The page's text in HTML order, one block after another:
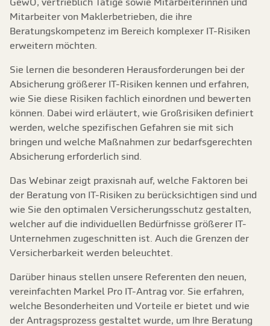
Mitarbeiter von Maklerbetrieben, die ihre
Beratungskompetenz im Bereich komplexer IT-Risiken
erweitern möchten.
Sie lernen die besonderen Herausforderungen bei der
Absicherung größerer IT-Risiken kennen und erfahren,
wie Sie diese Risiken fachlich einordnen und bewerten
können. Dabei wird erläutert, wie Großrisiken definiert
werden, welche spezifischen Gefahren sie mit sich
bringen und welche Maßnahmen zur bedarfsgerechten
Absicherung erforderlich sind.
Das Webinar zeigt praxisnah auf, welche Faktoren bei
der Beratung von IT-Risiken zu berücksichtigen sind und
wie Sie den optimalen Versicherungsschutz gestalten,
welcher auf die individuellen Bedürfnisse größerer IT-
Unternehmen zugeschnitten ist. Auch die Grenzen der
Versicherbarkeit werden beleuchtet.
Darüber hinaus stellen unsere Referenten den neuen,
vereinfachten Markel Pro IT-Antrag vor. Sie erfahren,
welche Besonderheiten und Vorteile er bietet und wie
der Antragsprozess gestaltet wurde, um Ihre Beratung